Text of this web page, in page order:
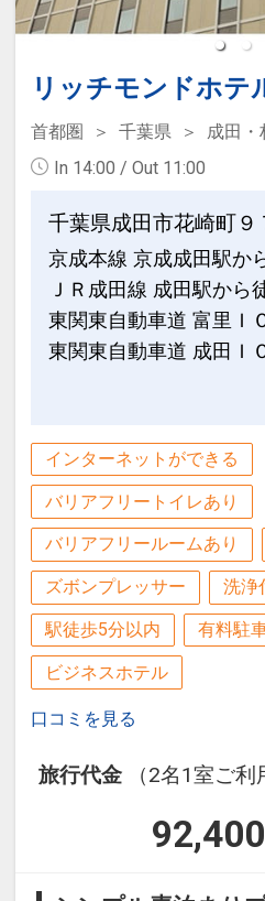
リッチモンドホテ
首都圏 千葉県 成田・
In 14:00 / Out 11:00
千葉県成田市花崎町９
京成本線 京成成田駅か
ＪＲ成田線 成田駅から
東関東自動車道 富里Ｉ
東関東自動車道 成田Ｉ
インターネットができる
バリアフリートイレあり
バリアフリールームあり
ズボンプレッサー 洗浄
駅徒歩5分以内 有料駐
ビジネスホテル
口コミを見る
旅行代金
（2名1室ご